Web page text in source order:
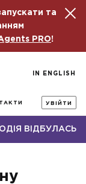
та
PRO!
УВІЙТИ
IN ENGLISH
ВІДБУЛАСЬ